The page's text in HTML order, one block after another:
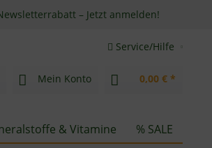
– Jetzt anmelden!
Service/Hilfe
Mein Konto 0,00 € *
& Vitamine % SALE